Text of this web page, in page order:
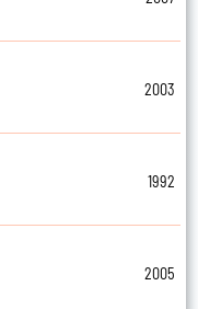
2003
1992
2005